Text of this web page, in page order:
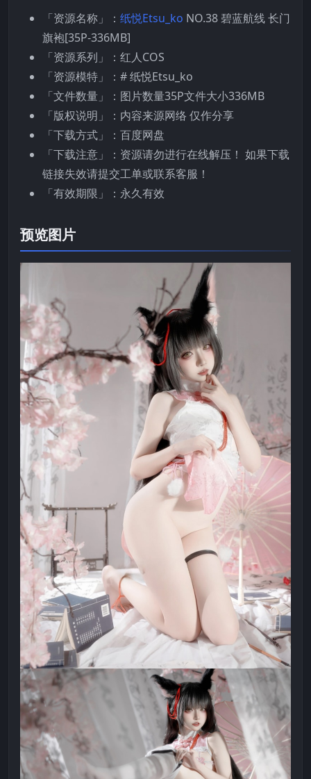
「资源名称」： 纸悦Etsu_ko NO.38 碧蓝航线 长门
旗袍[35P-336MB]
「资源系列」：红人COS
「资源模特」：# 纸悦Etsu_ko
「文件数量」：图片数量35P文件大小336MB
「版权说明」：内容来源网络 仅作分享
「下载方式」：百度网盘
「下载注意」：资源请勿进行在线解压！ 如果下载
链接失效请提交工单或联系客服！
「有效期限」：永久有效
预览图片